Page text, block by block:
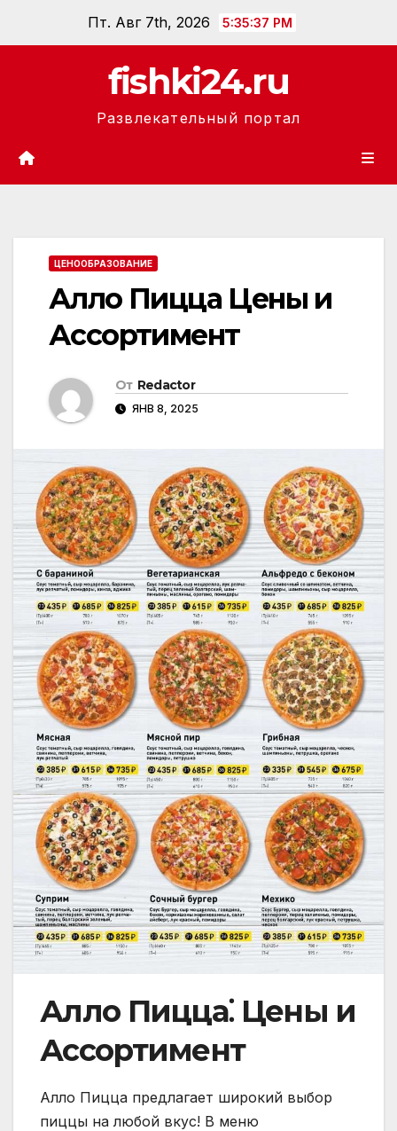
Пт. Авг 7th, 2026 5:35:38 PM
fishki24.ru
Развлекательный портал
ЦЕНООБРАЗОВАНИЕ
Алло Пицца Цены и
Ассортимент
От Redactor
ЯНВ 8, 2025
Алло Пицца⁚ Цены и
Ассортимент
Алло Пицца предлагает широкий выбор
пиццы на любой вкус! В меню